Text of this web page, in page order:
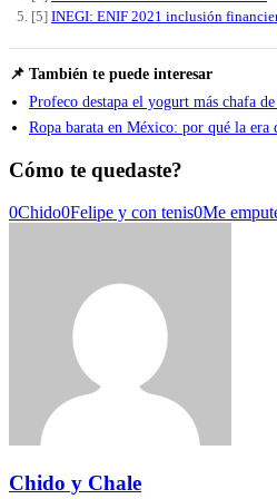
[5] INEGI: ENIF 2021 inclusión
📌 También te puede interesar
Profeco destapa el yogurt más chafa
Ropa barata en México: por qué la era
Cómo te quedaste?
0Chido0Felipe y con tenis0Me
Chido y Chale